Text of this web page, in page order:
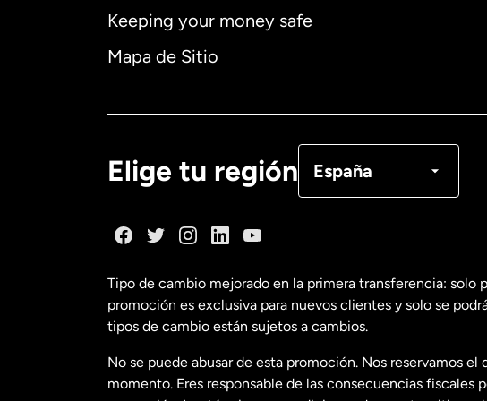
Keeping your money safe
Mapa de Sitio
Elige tu región España
Estados Unidos English
Estados Unidos
Tipo de cambio mejorado en la primera transferencia: solo
promoción es exclusiva para nuevos clientes y solo se
tipos de cambio están sujetos a cambios.
No se puede abusar de esta promoción. Nos reservamos
momento. Eres responsable de las consecuencias